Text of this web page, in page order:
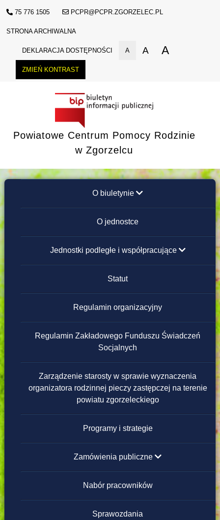
75 776 1505 PCPR@PCPR.ZGORZELEC.PL
STRONA ARCHIWALNA
DEKLARACJA DOSTĘPNOŚCI A A A
ZMIEŃ KONTRAST
Powiatowe Centrum Pomocy Rodzinie
w Zgorzelcu
O biuletynie
Instrukcja obsługi
Redakcja strony
O jednostce
Jednostki podległe i współpracujące
Placówki Opiekuńczo-Wychowawcze
Domy Pomocy Społecznej
Powiatowe Ośrodki Wsparcia
Ośrodek Interwencji Kryzysowej
Statut
Regulamin organizacyjny
Regulamin Zakładowego Funduszu Świadczeń
Socjalnych
Zarządzenie starosty w sprawie wyznaczenia
organizatora rodzinnej pieczy zastępczej na terenie
powiatu zgorzeleckiego
Programy i strategie
Zamówienia publiczne
poniżej 130 000 zł
powyżej 130 000 zł
Nabór pracowników
Sprawozdania